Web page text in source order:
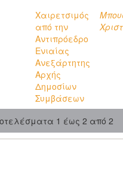
Χαιρετσιμός
από την
Αντιπρόεδρο
Ενιαίας
Ανεξάρτητης
Αρχής
Δημοσίων
Συμβάσεων
1 έως 2 από 2